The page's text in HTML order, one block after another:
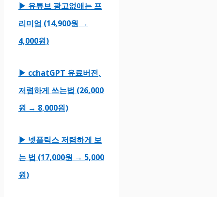
▶ 유튜브 광고없애는 프
리미엄 (14,900원 →
4,000원)
▶ cchatGPT 유료버전,
저렴하게 쓰는법 (26,000
원 → 8,000원)
▶ 넷플릭스 저렴하게 보
는 법 (17,000원 → 5,000
원)